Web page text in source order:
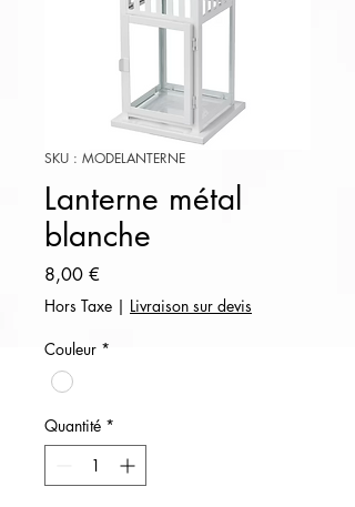
SKU : MODELANTERNE
Lanterne métal
blanche
8,00 €
Hors Taxe | Livraison sur devis
Couleur *
Quantité *